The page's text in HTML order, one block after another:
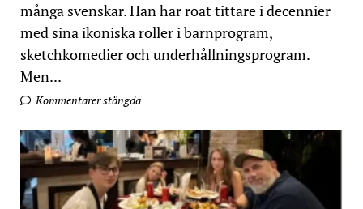
många svenskar. Han har roat tittare i decennier
med sina ikoniska roller i barnprogram,
sketchkomedier och underhållningsprogram.
Men...
Kommentarer stängda